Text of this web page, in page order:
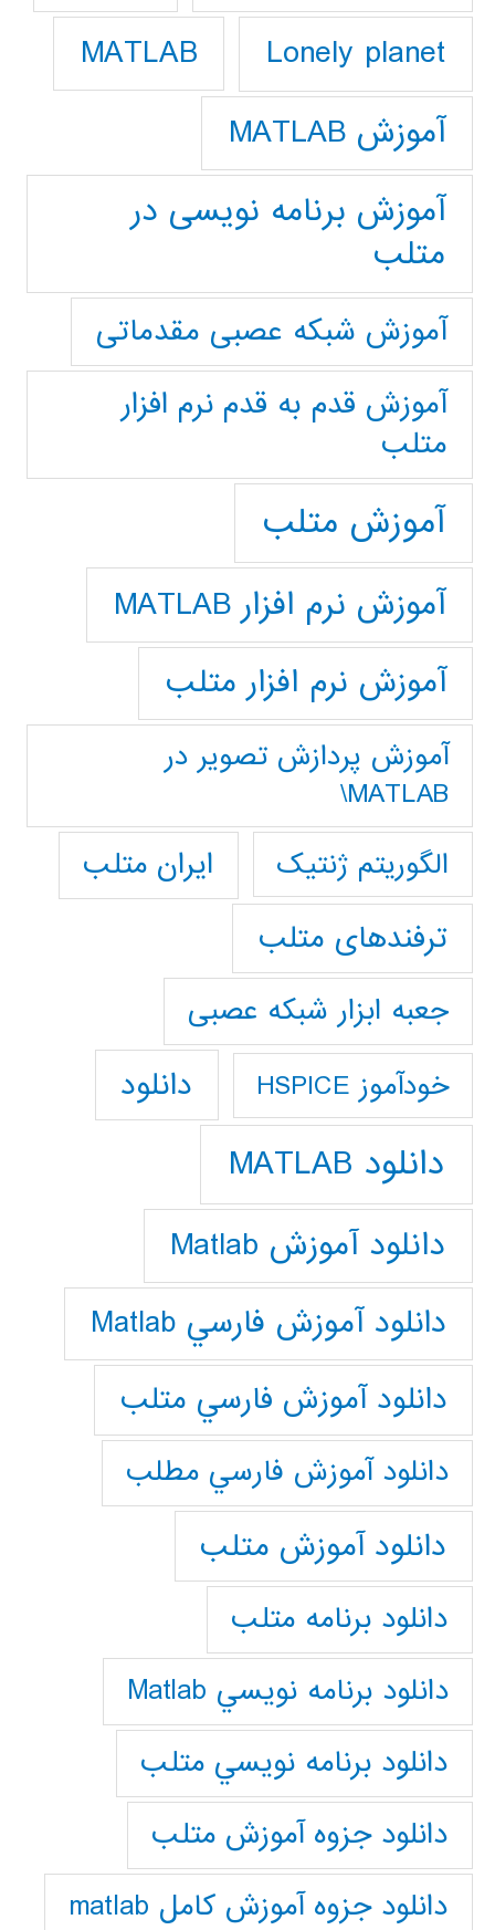
Lonely planet
MATLAB
آموزش MATLAB
آموزش برنامه نویسی در
متلب
آموزش شبکه عصبی مقدماتی
آموزش قدم به قدم نرم افزار
متلب
آموزش متلب
آموزش نرم افزار MATLAB
آموزش نرم افزار متلب
آموزش پردازش تصوير در
MATLAB\
الگوریتم ژنتیک
ایران متلب
ترفندهای متلب
جعبه ابزار شبکه عصبی
خودآموز HSPICE دانلود
دانلود MATLAB
دانلود آموزش Matlab
دانلود آموزش فارسي Matlab
دانلود آموزش فارسي متلب
دانلود آموزش فارسي مطلب
دانلود آموزش متلب
دانلود برنامه متلب
دانلود برنامه نويسي Matlab
دانلود برنامه نويسي متلب
دانلود جزوه آموزش متلب
دانلود جزوه آموزش کامل matlab